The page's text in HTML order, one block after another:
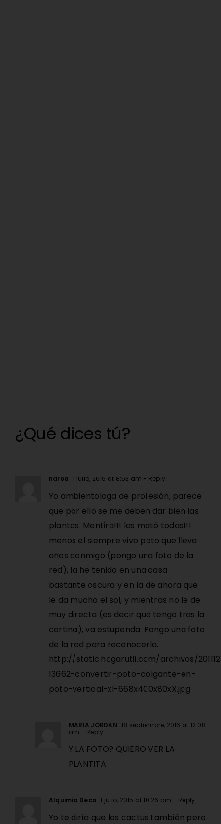
¿Qué dices tú?
naroa 1 julio, 2015 at 8:53 am - Reply
Yo ambientologa de profesión, parece
que por ello se me deben dar bien las
plantas. Mentira!!! las mató todas!!!
menos el siempre vivo poto que lleva
años conmigo (pongo una foto de la
red), la he tenido en una casa
bastante oscura y en la de ahora que
le da mucho el sol, y mientras no le de
muy directa (es decir que tengo tras la
cortina), va estupenda. Pongo una foto
de la red para reconocerla.
http://static.hogarutil.com/archivos/
13662-convertir-poto-colgante-en-
poto-vertical-xl-668x400x80xX.jpg
MARIA JORDAN 18 septiembre, 2016 at 12:08
am - Reply
Y LA FOTO? QUIERO VER LA
PLANTITA
Alquimia Deco 1 julio, 2015 at 10:26 am - Reply
Yo te diría que los cactus también pero